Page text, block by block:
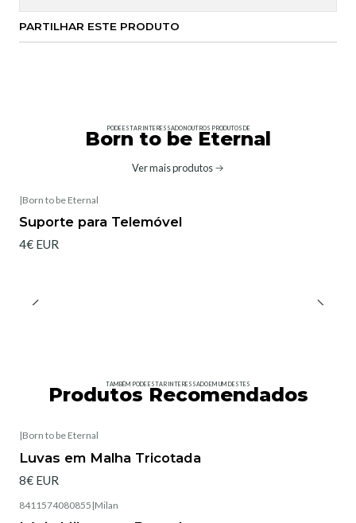
PARTILHAR ESTE PRODUTO
PODE ESTAR INTERESSADO NOUTROS PRODUTOS DE
Born to be Eternal
Ver mais produtos
|Born to be Eternal
Suporte para Telemóvel
4€ EUR
TAMBÉM PODE ESTAR INTERESSADO EM UM DESTES
Produtos Recomendados
|Born to be Eternal
Luvas em Malha Tricotada
8€ EUR
8411574080855 |Milan